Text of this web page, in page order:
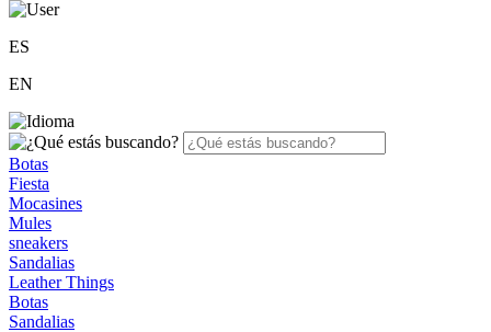
ES
EN
Botas
Fiesta
Mocasines
Mules
sneakers
Sandalias
Leather Things
Botas
Sandalias